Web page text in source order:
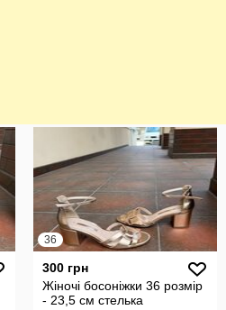
36
300 грн
Жіночі босоніжки 36 розмір
- 23,5 см стелька